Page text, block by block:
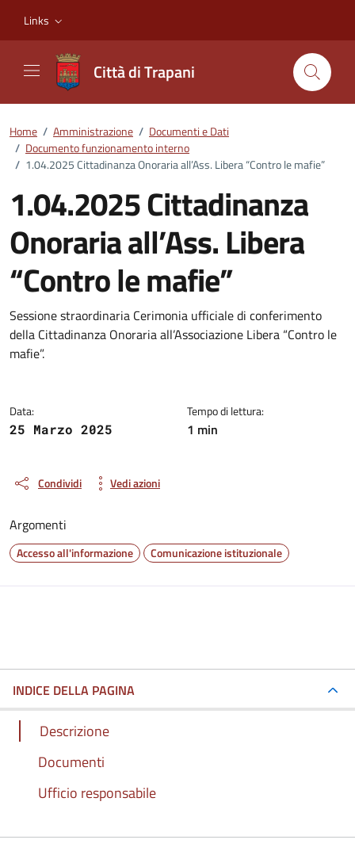
Links
Città di Trapani
Home / Amministrazione / Documenti e Dati
/ Documento funzionamento interno
/ 1.04.2025 Cittadinanza Onoraria all’Ass. Libera “Contro le mafie”
1.04.2025 Cittadinanza
Onoraria all’Ass. Libera
“Contro le mafie”
Dettagli del documento
Sessione straordinaria Cerimonia ufficiale di conferimento
della Cittadinanza Onoraria all’Associazione Libera “Contro le
mafie”.
Data:
25 Marzo 2025
Tempo di lettura:
1 min
Condividi Vedi azioni
Argomenti
Accesso all'informazione Comunicazione istituzionale
INDICE DELLA PAGINA
Descrizione
Documenti
Ufficio responsabile